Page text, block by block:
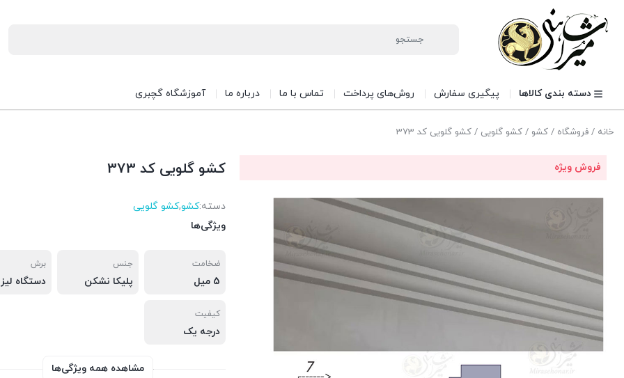
دسته بندی کالاها پیگیری سفارش روش‌های پرداخت تماس با ما درباره ما آموزشگاه گچبری
خانه / فروشگاه / کشو / کشو گلویی / کشو گلویی کد 373
فروش ویژه کشو گلویی کد 373
دسته:کشو,کشو گلویی
ویژگی‌ها
ضخامت
5 میل
جنس
پلیکا نشکن
برش
دستگاه
کیفیت
درجه یک
مشاهده همه ویژگی‌ها